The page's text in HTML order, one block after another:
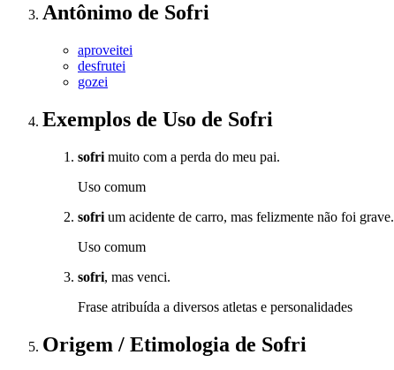
Antônimo de Sofri
aproveitei
desfrutei
gozei
Exemplos de Uso de Sofri
sofri muito com a perda do meu pai.
Uso comum
sofri um acidente de carro, mas felizmente não foi grave.
Uso comum
sofri, mas venci.
Frase atribuída a diversos atletas e personalidades
Origem / Etimologia de Sofri